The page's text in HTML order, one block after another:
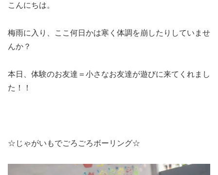
こんにちは。
梅雨に入り、ここ何日かは寒く体調を崩したりしていませ
んか？
本日、体験のお友達＝小さなお友達が遊びに来てくれまし
た！！
☆じゃがいもでごろごろボーリング☆